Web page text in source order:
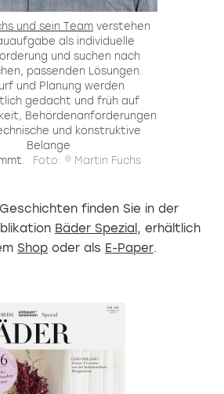
und sein Team verstehen
als individuelle
und suchen nach
passenden Lösungen.
und Planung werden
gedacht und früh auf
Behördenanforderungen
und konstruktive
Belange
Foto: © Martin Fuchs
finden Sie in der
Bäder Spezial , erhältlich
Shop oder als E-Paper.